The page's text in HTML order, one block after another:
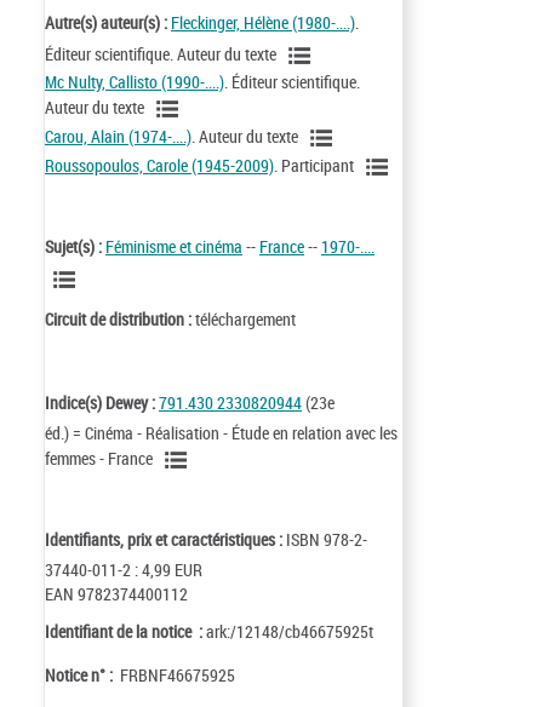
Autre(s) auteur(s) : Fleckinger, Hélène (1980-....).
Éditeur scientifique. Auteur du texte
Mc Nulty, Callisto (1990-....). Éditeur scientifique.
Auteur du texte
Carou, Alain (1974-....) . Auteur du texte
Roussopoulos, Carole (1945-2009) . Participant
Sujet(s) : Féminisme et cinéma -- France-- 1970-....
Circuit de distribution :téléchargement
Indice(s) Dewey :791.430 2330820944(23e
éd.) = Cinéma - Réalisation - Étude en relation avec les
femmes - France
Identifiants, prix et caractéristiques : ISBN 978-2-
37440-011-2 : 4,99 EUR
EAN 9782374400112
Identifiant de la notice :ark:/12148/cb46675925t
Notice n° : FRBNF46675925